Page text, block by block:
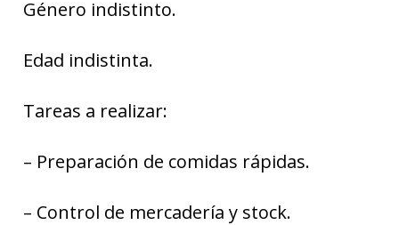
Género indistinto.
Edad indistinta.
Tareas a realizar:
– Preparación de comidas rápidas.
– Control de mercadería y stock.